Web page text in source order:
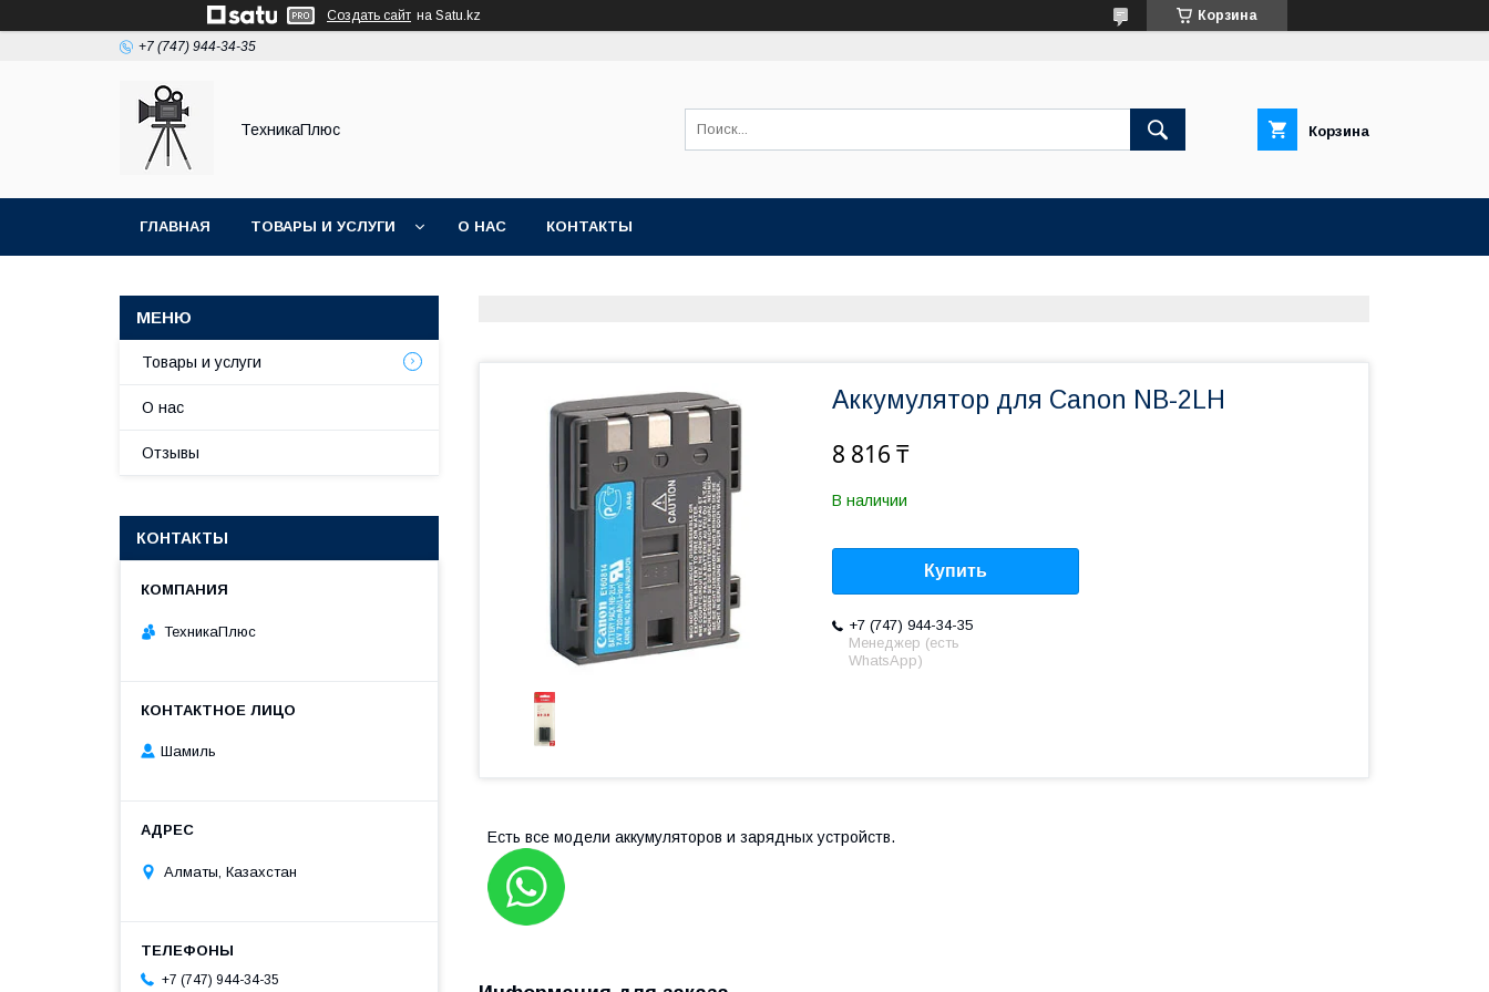
Создать сайт на Satu.kz Корзина
+7 (747) 944-34-35
ТехникаПлюс Корзина
ГЛАВНАЯ ТОВАРЫ И УСЛУГИ О НАС КОНТАКТЫ
Аккумулятор для Canon NB-2LH
8 816 ₸
В наличии
Купить
+7 (747) 944-34-35
Менеджер (есть
WhatsApp)
Есть все модели аккумуляторов и зарядных устройств.
Товары и услуги
О нас
Отзывы
КОНТАКТЫ
ТехникаПлюс
Шамиль
Алматы, Казахстан
+7 (747) 944-34-35